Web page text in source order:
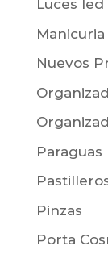
Luces led
Manicuria
Nuevos
Paraguas
Pinzas
Porta